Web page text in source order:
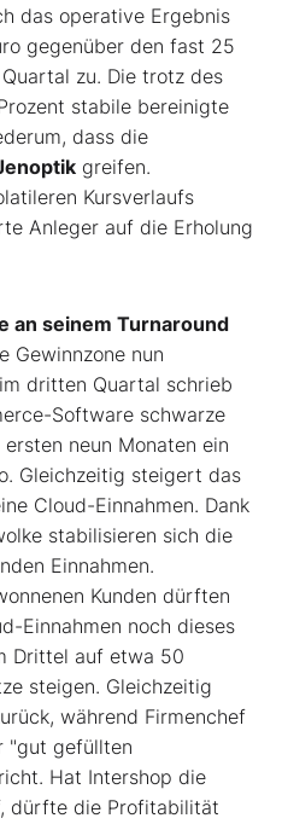
das operative Ergebnis
gegenüber den fast 25
zu. Die trotz des
stabile bereinigte
dass die
greifen.
Kursverlaufs
Anleger auf die Erholung
an seinem Turnaround
Gewinnzone nun
dritten Quartal schrieb
Software schwarze
neun Monaten ein
Gleichzeitig steigert das
Cloud-Einnahmen. Dank
stabilisieren sich die
Einnahmen.
Kunden dürften
Einnahmen noch dieses
Drittel auf etwa 50
steigen. Gleichzeitig
während Firmenchef
"gut gefüllten
Hat Intershop die
dürfte die Profitabilität